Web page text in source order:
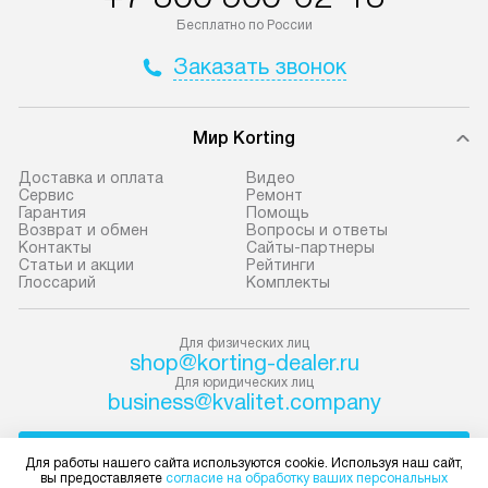
до представительства
Москва. Пожалуйста, уточняйте
В оговоренный день служба
доставки привозит упакованный
прибор до подъезда. Если
требуется переместить технику
до двери квартиры или до места
с менеджером. За данную услугу
взимается дополнительная плата.
Важно учесть, что если габариты
прибора не позволяют пронести
чего через дверной проем,
то сотрудники транспортной
Готовые
к водопроводу,
точке слива, в
Техника
нишу или на
с проверкой по
Бесплатно по России
Заказать звонок
Мир Korting
Доставка и оплата
Сервис
Гарантия
Возврат и обмен
Контакты
Статьи и акции
Глоссарий
Видео
Ремонт
Помощь
Вопросы и ответы
Сайты-партнеры
Рейтинги
Комплекты
Для физических лиц
shop@korting-dealer.ru
Для юридических лиц
business@kvalitet.company
Для работы нашего сайта используются cookie. Используя наш сайт,
вы предоставляете согласие на обработку ваших персональных